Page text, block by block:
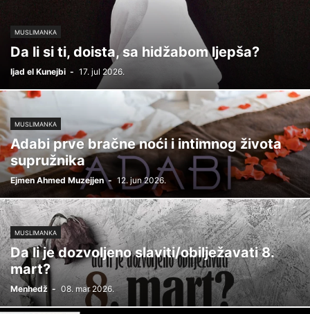
MUSLIMANKA
Da li si ti, doista, sa hidžabom ljepša?
Ijad el Kunejbi - 17. jul 2026.
MUSLIMANKA
Adabi prve bračne noći i intimnog života
supružnika
Ejmen Ahmed Muzejjen - 12. jun 2026.
MUSLIMANKA
Da li je dozvoljeno slaviti/obilježavati 8.
mart?
Menhedž - 08. mar 2026.